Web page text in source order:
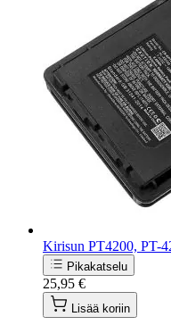
Kirisun PT4200, PT-
Pikakatselu
25,95 €
Lisää koriin